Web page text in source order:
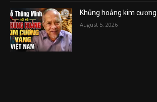
Khủng hoảng kim
August 5, 2026